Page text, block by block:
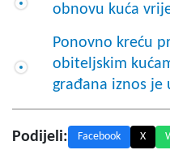
obnovu kuća
Ponovno kreću
obiteljskim
građana iznos je
Podijeli: Facebook X